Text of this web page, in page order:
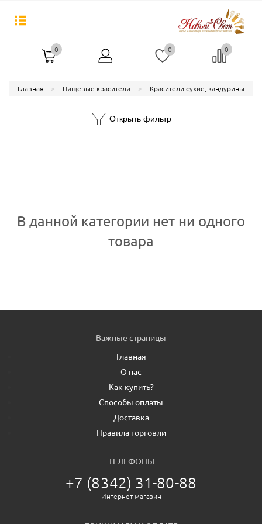
0 0 0
Главная Пищевые красители Красители сухие, кандурины
Открыть фильтр
В данной категории нет ни одного
товара
Важные страницы
Главная
О нас
Как купить?
Способы оплаты
Доставка
Правила торговли
ТЕЛЕФОНЫ
+7 (8342) 31-80-88
Интернет-магазин